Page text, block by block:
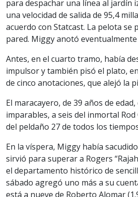
para despachar una línea al jardín
una velocidad de salida de 95,4
acuerdo con Statcast. La pelota se
pared. Miggy anotó
Antes, en el cuarto tramo, había
impulsor y también pisó el plato,
de cinco anotaciones, que alejó la
El maracayero, de 39 años de
imparables, a seis del inmortal Rod
del peldaño 27 de todos los
En la víspera, Miggy había
sirvió para superar a Rogers
el departamento histórico de
sábado agregó uno más a su
está a nueve de Roberto Alomar